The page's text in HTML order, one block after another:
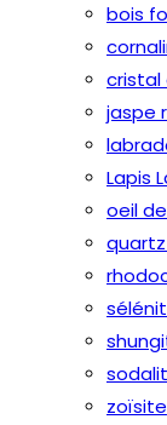
bois
cristal
jaspe
Lapis
oeil
zoïsite